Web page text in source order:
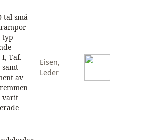
tal små
typ
Taf.
samt
av
varit
Eisen,
Leder